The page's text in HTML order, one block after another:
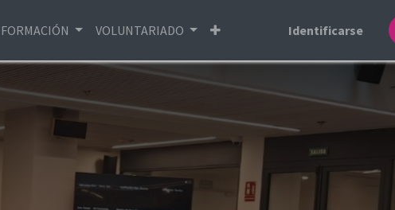
FORMACIÓN VOLUNTARIADO Identificarse